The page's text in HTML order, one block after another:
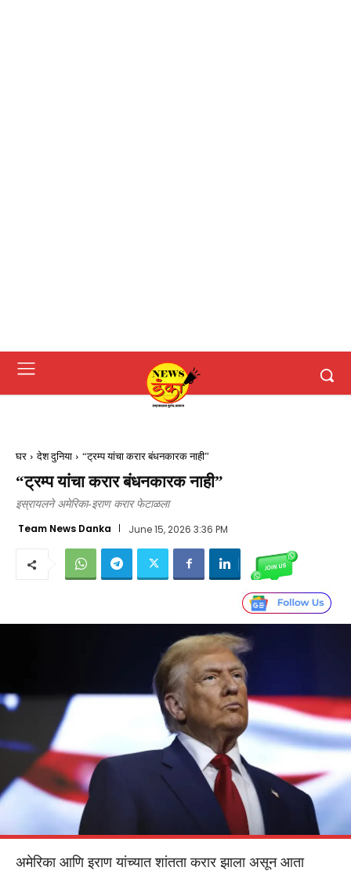
घर देश दुनिया “ट्रम्प यांचा करार बंधनकारक नाही”
“ट्रम्प यांचा करार बंधनकारक नाही”
इस्रायलने अमेरिका-इराण करार फेटाळला
Team News Danka June 15, 2026 3:36 PM
अमेरिका आणि इराण यांच्यात शांतता करार झाला असून आता